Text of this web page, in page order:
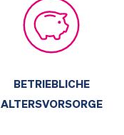
BETRIEBLICHE
ALTERSVORSORGE